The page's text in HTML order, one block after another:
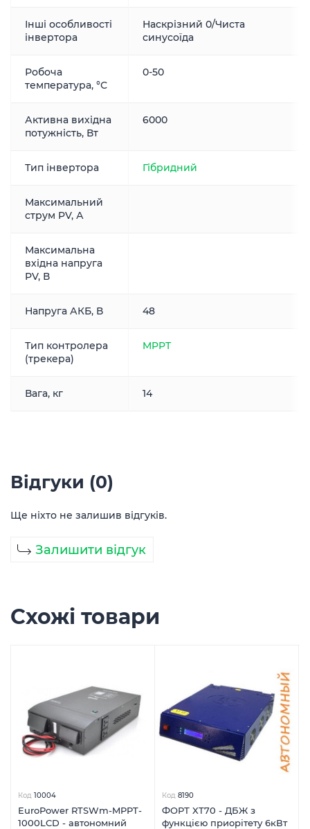
Інші особливості
інвертора
Наскрізний 0/Чиста
синусоїда
Робоча
температура, °С
0-50
Активна вихідна
потужність, Вт
6000
Тип інвертора Гібридний
Максимальний
струм PV, А
Максимальна
вхідна напруга
PV, В
Напруга АКБ, В 48
Тип контролера
(трекера)
MPPT
Вага, кг 14
Відгуки (0)
Ще ніхто не залишив відгуків.
Залишити відгук
Схожі товари
Код 10004
EuroPower RTSWm-MPPT-
1000LCD - автономний
Код 8190
ФОРТ XT70 - ДБЖ з
функцією приорітету 6кВт